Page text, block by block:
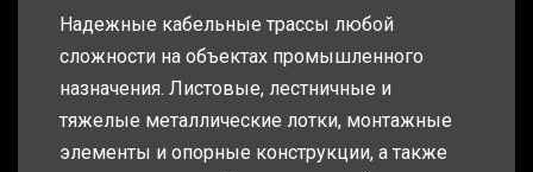
Надежные кабельные трассы любой
сложности на объектах промышленного
назначения. Листовые, лестничные и
тяжелые металлические лотки, монтажные
элементы и опорные конструкции, а также